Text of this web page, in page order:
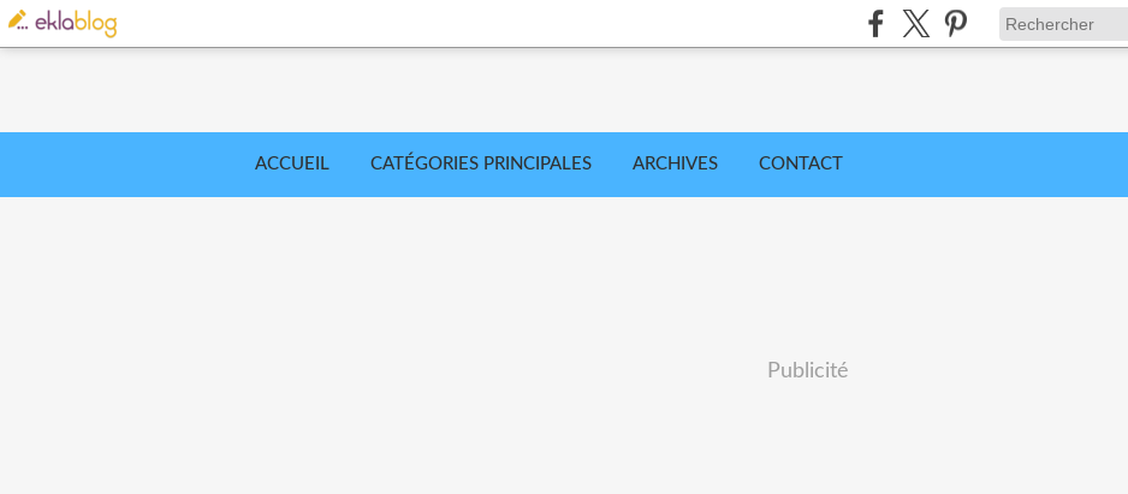
ACCUEIL CATÉGORIES PRINCIPALES ARCHIVES CONTACT
Publicité